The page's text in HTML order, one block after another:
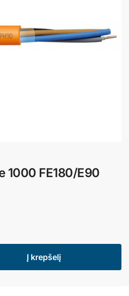
1000 FE180/E90
Į krepšelį